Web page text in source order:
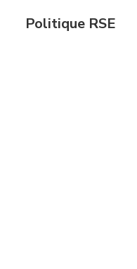
Politique RSE